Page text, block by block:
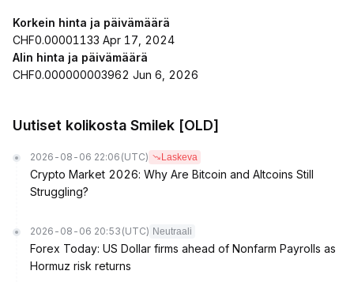
Korkein hinta ja päivämäärä
CHF0.00001133 Apr 17, 2024
Alin hinta ja päivämäärä
CHF0.000000003962 Jun 6, 2026
Uutiset kolikosta Smilek [OLD]
2026-08-06 22:06 (UTC) Laskeva
Crypto Market 2026: Why Are Bitcoin and Altcoins Still
Struggling?
2026-08-06 20:53 (UTC) Neutraali
Forex Today: US Dollar firms ahead of Nonfarm Payrolls as
Hormuz risk returns